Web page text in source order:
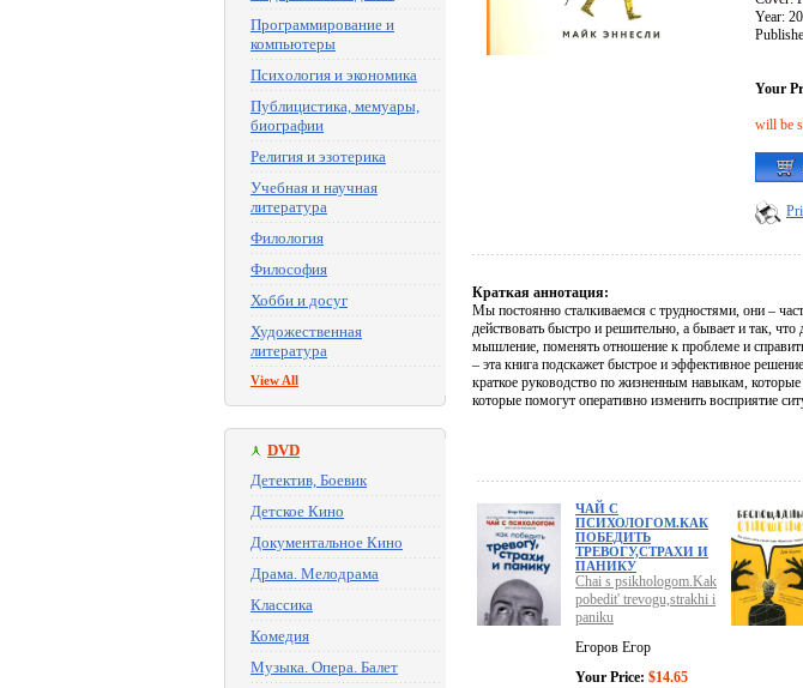
Программирование и
компьютеры
Психология и экономика
Публицистика, мемуары,
биографии
Религия и эзотерика
Учебная и научная
литература
Филология
Философия
Хобби и досуг
Художественная
литература
View All
DVD
Детектив, Боевик
Детское Кино
Документальное Кино
Драма. Мелодрама
Классика
Комедия
Музыка. Опера. Балет
Year:
Your
will be
Краткая аннотация:
Мы постоянно сталкиваемся с трудностями, они –
действовать быстро и решительно, а бывает и так,
мышление, поменять отношение к проблеме и
– эта книга подскажет быстрое и эффективное
краткое руководство по жизненным навыкам,
которые помогут оперативно изменить восприятие
ЧАЙ С
ПСИХОЛОГОМ.КАК
ПОБЕДИТЬ
ТРЕВОГУ,СТРАХИ И
ПАНИКУ
Chai s psikhologom.Kak
pobedit' trevogu,strakhi i
paniku
Егоров Егор
Your Price: $14.65